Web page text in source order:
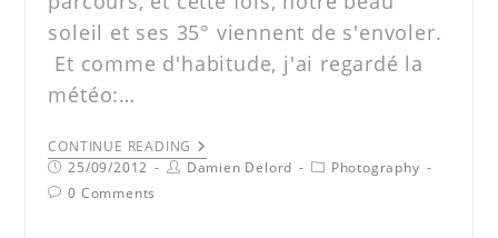
soleil et ses 35° viennent de s'envoler.
Et comme d'habitude, j'ai regardé la
météo:…
CONTINUE READING
25/09/2012
Damien Delord
Photography
0 Comments